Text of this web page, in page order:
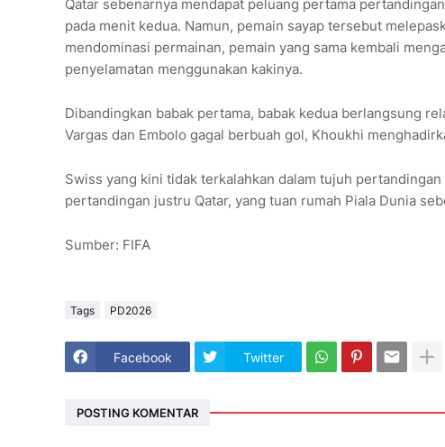
Qatar sebenarnya mendapat peluang pertama
pada menit kedua. Namun, pemain sayap tersebut
mendominasi permainan, pemain yang sama kembali
penyelamatan menggunakan kakinya.
Dibandingkan babak pertama, babak kedua berlangsung
Vargas dan Embolo gagal berbuah gol, Khoukhi
Swiss yang kini tidak terkalahkan dalam tujuh
pertandingan justru Qatar, yang tuan rumah Piala Dunia
Sumber: FIFA
Tags PD2026
Facebook Twitter
POSTING KOMENTAR